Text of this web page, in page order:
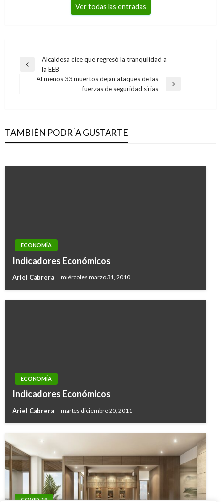
Ver todas las entradas
Navegación
Entrada
anterior
Alcaldesa dice que regresó la tranquilidad a
la EEB
Al menos 33 muertos dejan ataques de las
fuerzas de seguridad sirias
TAMBIÉN PODRÍA GUSTARTE
comercial en el marco de Expoartesanías
Iván Briceño sábado diciembre 14, 2019
ECONOMÍA
Indicadores Económicos
Ariel Cabrera miércoles marzo 31, 2010
ECONOMÍA
Indicadores Económicos
Ariel Cabrera martes diciembre 20, 2011
COVID-19